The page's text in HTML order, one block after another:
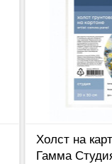
Холст на
Гамма